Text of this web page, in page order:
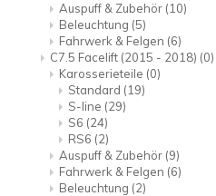
Auspuff & Zubehör (10)
Beleuchtung (5)
Fahrwerk & Felgen (6)
C7.5 Facelift (2015 - 2018) (0)
Karosserieteile (0)
Standard (19)
S-line (29)
S6 (24)
RS6 (2)
Auspuff & Zubehör (9)
Fahrwerk & Felgen (6)
Beleuchtung (2)